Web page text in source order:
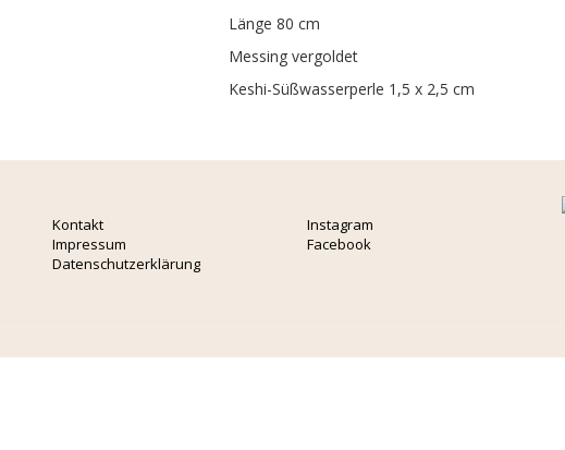
Länge 80 cm
Messing vergoldet
Keshi-Süßwasserperle 1,5 x 2,5 cm
Kontakt
Impressum
Datenschutzerklärung
Instagram
Facebook